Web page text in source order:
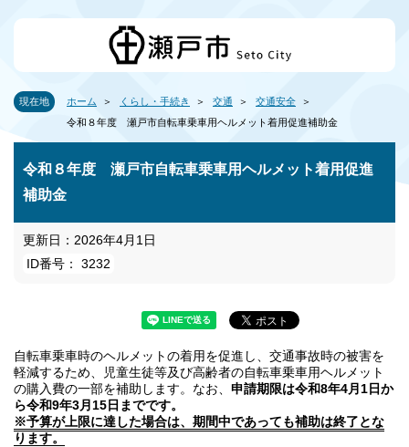
現在地 ホーム くらし・手続き 交通
交通安全
令和８年度 瀬戸市自転車乗車用ヘルメット着用促進補助金
令和８年度 瀬戸市自転車乗車用ヘルメット着用促進
補助金
更新日：2026年4月1日
ID番号： 3232
自転車乗車時のヘルメットの着用を促進し、交通事故時の被害を
軽減するため、児童生徒等及び高齢者の自転車乗車用ヘルメット
の購入費の一部を補助します。なお、 申請期限は令和8年4月1日か
ら令和9年3月15日までです。
※予算が上限に達した場合は、期間中であっても補助は終了とな
ります。